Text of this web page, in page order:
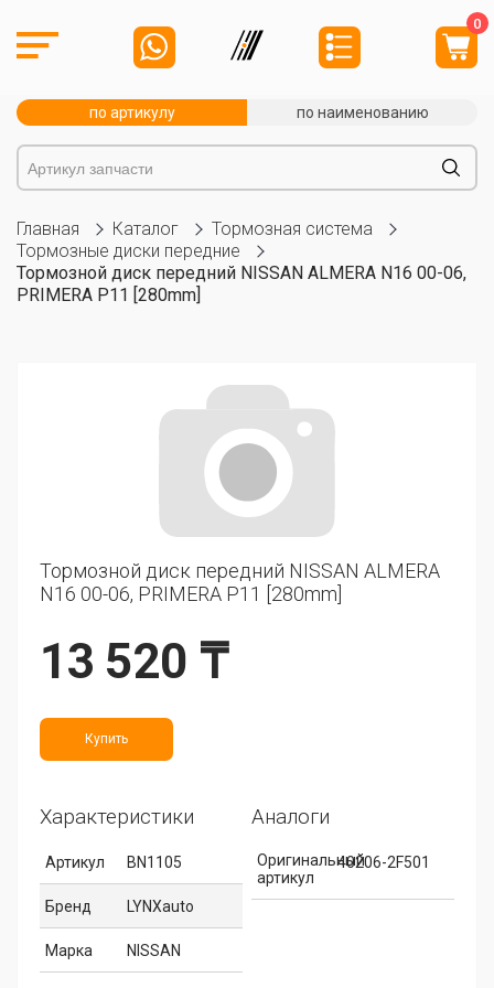
0
по артикулу по наименованию
Главная Каталог
Тормозная система
Тормозные диски передние
Тормозной диск передний NISSAN ALMERA N16 00-06,
PRIMERA P11 [280mm]
Тормозной диск передний NISSAN ALMERA
N16 00-06, PRIMERA P11 [280mm]
13 520 ₸
Купить
Характеристики
Артикул BN1105
Бренд LYNXauto
Марка NISSAN
Аналоги
Оригинальный
артикул
40206-2F501